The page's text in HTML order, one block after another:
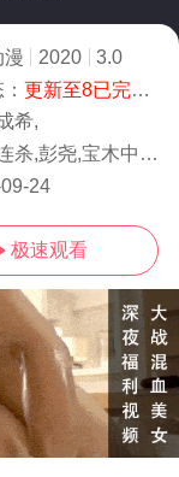
漫 2020
3.0
更新至8已完结
希,
,彭尧,宝木中阳,
24
极速观看